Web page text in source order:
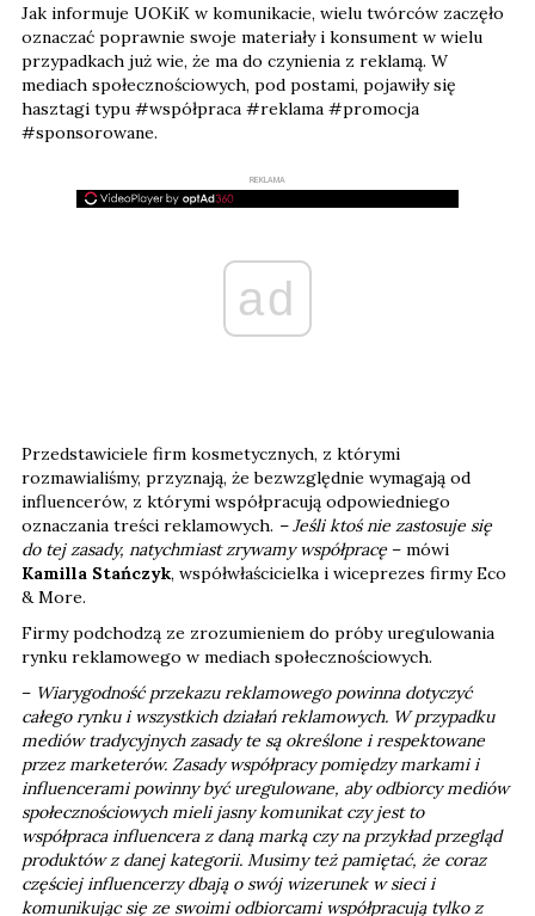
Jak informuje UOKiK w komunikacie, wielu twórców zaczęło
oznaczać poprawnie swoje materiały i konsument w wielu
przypadkach już wie, że ma do czynienia z reklamą. W
mediach społecznościowych, pod postami, pojawiły się
hasztagi typu #współpraca #reklama #promocja
#sponsorowane.
REKLAMA
ad
Przedstawiciele firm kosmetycznych, z którymi
rozmawialiśmy, przyznają, że bezwzględnie wymagają od
influencerów, z którymi współpracują odpowiedniego
oznaczania treści reklamowych. – Jeśli ktoś nie zastosuje się
do tej zasady, natychmiast zrywamy współpracę – mówi
Kamilla Stańczyk, współwłaścicielka i wiceprezes firmy Eco
& More.
Firmy podchodzą ze zrozumieniem do próby uregulowania
rynku reklamowego w mediach społecznościowych.
– Wiarygodność przekazu reklamowego powinna dotyczyć
całego rynku i wszystkich działań reklamowych. W przypadku
mediów tradycyjnych zasady te są określone i respektowane
przez marketerów. Zasady współpracy pomiędzy markami i
influencerami powinny być uregulowane, aby odbiorcy mediów
społecznościowych mieli jasny komunikat czy jest to
współpraca influencera z daną marką czy na przykład przegląd
produktów z danej kategorii. Musimy też pamiętać, że coraz
częściej influencerzy dbają o swój wizerunek w sieci i
komunikując się ze swoimi odbiorcami współpracują tylko z